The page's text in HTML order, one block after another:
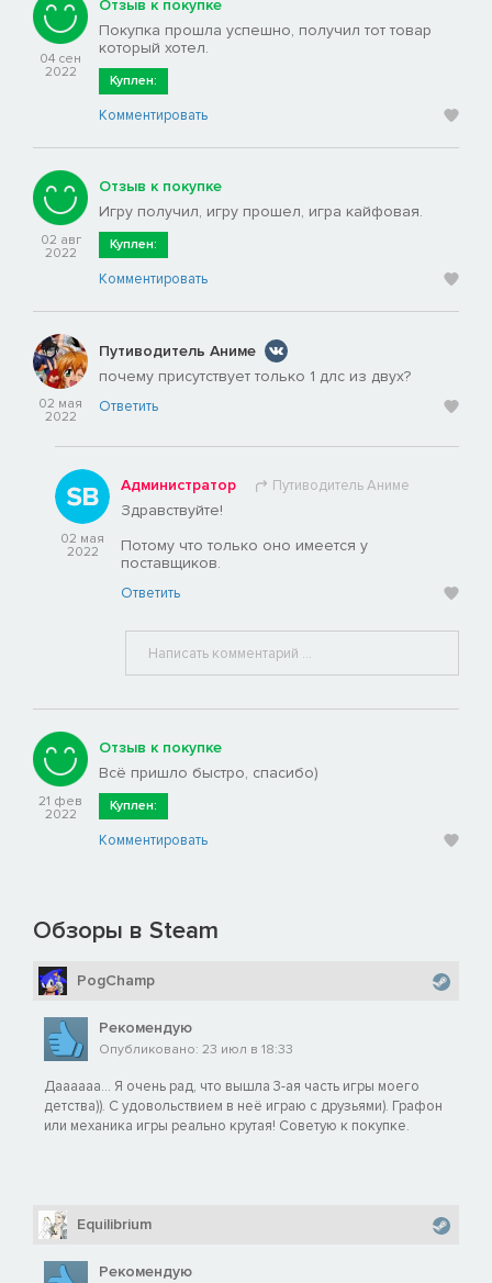
04 сен
2022
Отзыв к покупке
Покупка прошла успешно, получил тот товар
который хотел.
Куплен:
Комментировать
02 авг
2022
Отзыв к покупке
Игру получил, игру прошел, игра кайфовая.
Куплен:
Комментировать
02 мая
2022
Путиводитель Аниме
почему присутствует только 1 длс из двух?
Ответить
02 мая
2022
Администратор Путиводитель Аниме
Здравствуйте!
Потому что только оно имеется у
поставщиков.
Ответить
21 фев
2022
Отзыв к покупке
Всё пришло быстро, спасибо)
Куплен:
Комментировать
Обзоры в Steam
PogChamp
Рекомендую
Опубликовано: 23 июл в 18:33
Даааааа... Я очень рад, что вышла 3-ая часть игры моего
детства)). С удовольствием в неё играю с друзьями). Графон
или механика игры реально крутая! Советую к покупке.
Equilibrium
Рекомендую